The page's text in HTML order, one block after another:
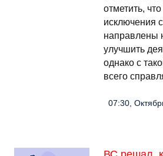
отметить,
исключения
направлены
улучшить
однако с
всего
07:30,